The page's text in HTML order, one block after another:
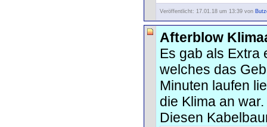
Veröffentlicht: 17.01.18 um 13:39 von
Afterblow
Es gab als Extra
welches das
Minuten laufen
die Klima an war.
Diesen